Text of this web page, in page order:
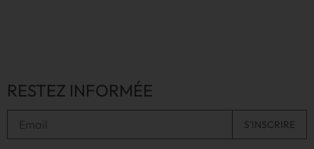
RESTEZ INFORMÉE